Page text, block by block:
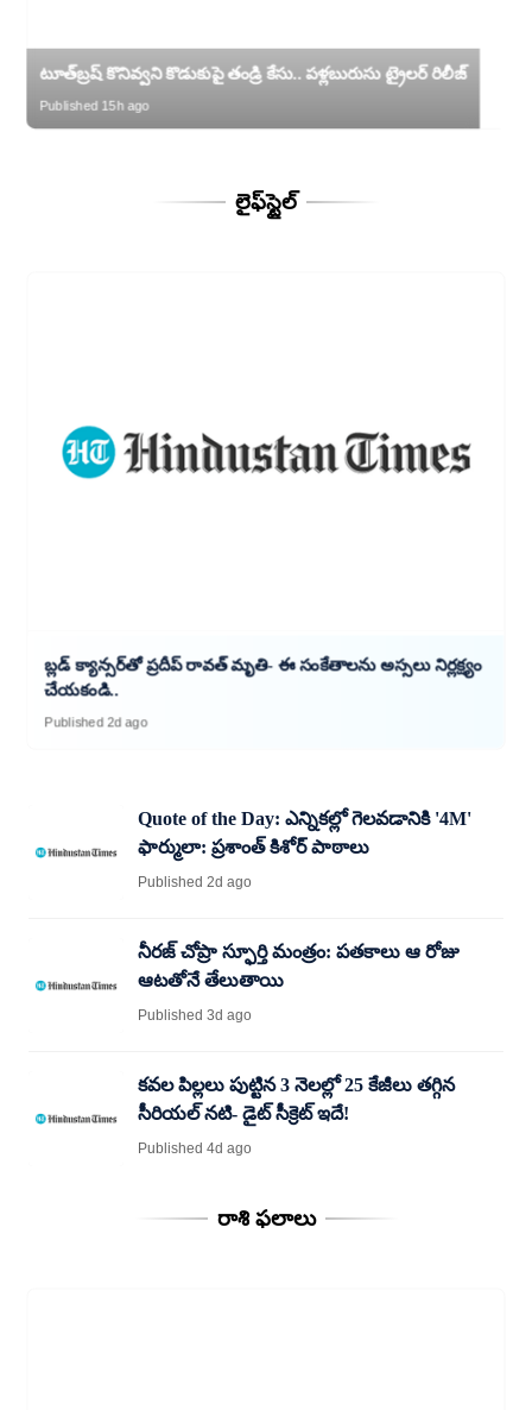
టూత్‌బ్రష్ కొనివ్వని కొడుకుపై తండ్రి కేసు.. పళ్లబురుసు ట్రైలర్ రిలీజ్
Published 15h ago
లైఫ్‌స్టైల్
బ్లడ్ క్యాన్సర్​తో ప్రదీప్ రావత్ మృతి- ఈ సంకేతాలను అస్సలు నిర్లక్ష్యం
చేయకండి..
Published 2d ago
Quote of the Day: ఎన్నికల్లో గెలవడానికి '4M'
ఫార్ములా: ప్రశాంత్ కిశోర్ పాఠాలు
Published 2d ago
నీరజ్ చోప్రా స్ఫూర్తి మంత్రం: పతకాలు ఆ రోజు
ఆటతోనే తేలుతాయి
Published 3d ago
కవల పిల్లలు పుట్టిన 3 నెలల్లో 25 కేజీలు తగ్గిన
సీరియల్ నటి- డైట్ సీక్రెట్ ఇదే!
Published 4d ago
రాశి ఫలాలు